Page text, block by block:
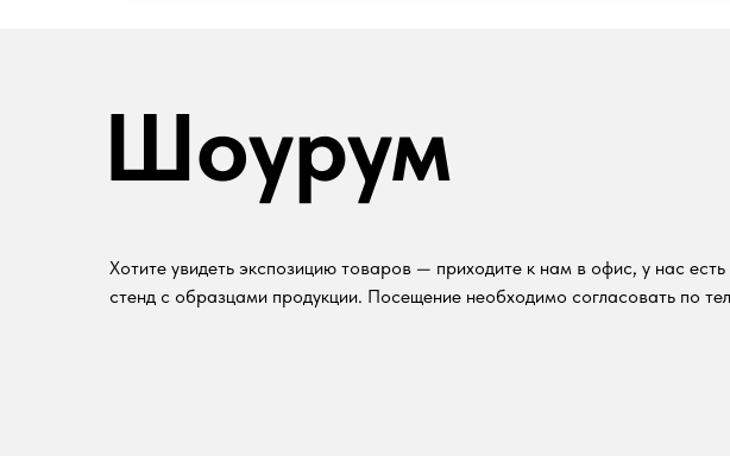
Шоурум
Хотите увидеть экспозицию товаров — приходите к нам в офис, у нас
стенд с образцами продукции. Посещение необходимо согласовать по